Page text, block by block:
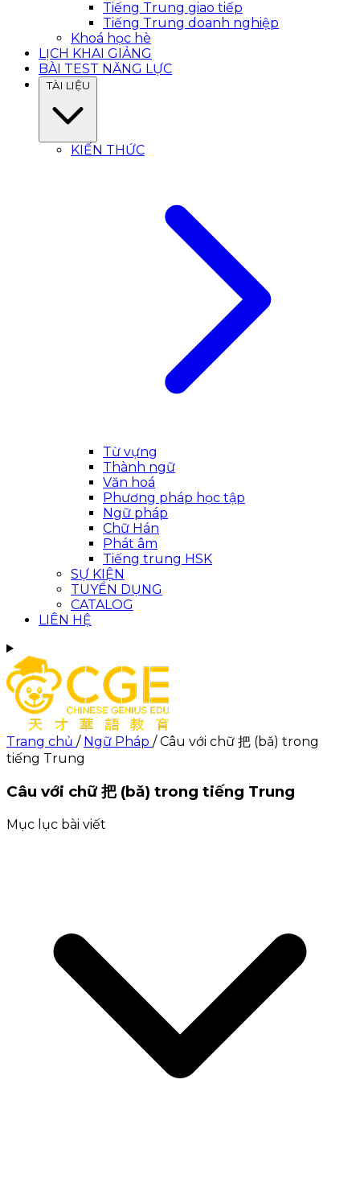
Tiếng Trung giao tiếp
Tiếng Trung doanh nghiệp
Khoá học hè
LỊCH KHAI GIẢNG
BÀI TEST NĂNG LỰC
TÀI LIỆU
KIẾN THỨC
Từ vựng
Thành ngữ
Văn hoá
Phương pháp học tập
Ngữ pháp
Chữ Hán
Phát âm
Tiếng trung HSK
SỰ KIỆN
TUYỂN DỤNG
CATALOG
LIÊN HỆ
Trang chủ / Ngữ Pháp / Câu với chữ 把 (bǎ) trong
tiếng Trung
Câu với chữ 把 (bǎ) trong tiếng Trung
Mục lục bài viết